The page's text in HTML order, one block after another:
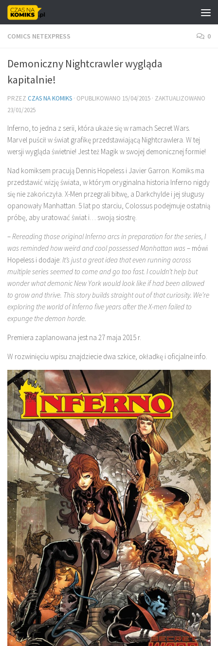
Skip to content
COMICS NETEXPRESS 0
Demoniczny Nightcrawler wygląda
kapitalnie!
PRZEZ CZAS NA KOMIKS · OPUBLIKOWANO 15/04/2015 · ZAKTUALIZOWANO
23/01/2025
Inferno, to jedna z serii, która ukaże się w ramach Secret Wars.
Marvel puścił w świat grafikę przedstawiającą Nightcrawlera. W tej
wersji wygląda świetnie! Jest też Magik w swojej demonicznej formie!
Nad komiksem pracują Dennis Hopeless i Javier Garron. Komiks ma
przedstawić wizję świata, w którym oryginalna historia Inferno nigdy
się nie zakończyła. X-Men przegrali bitwę, a Darkchylde i jej sługusy
opanowały Manhattan. 5 lat po starciu, Colossus podejmuje ostatnią
próbę, aby uratować świat i… swoją siostrę.
–Rereading those original Inferno arcs in preparation for the series, I
was reminded how weird and cool possessed Manhattan was – mówi
Hopeless i dodaje: It’s just a great idea that even running across
multiple series seemed to come and go too fast. I couldn’t help but
wonder what demonic New York would look like if had been allowed
to grow and thrive. This story builds straight out of that curiosity. We’re
exploring the world of Inferno five years after the X-men failed to
expunge the demon horde.
Premiera zaplanowana jest na 27 maja 2015 r.
W rozwinięciu wpisu znajdziecie dwa szkice, okładkę i oficjalne info.